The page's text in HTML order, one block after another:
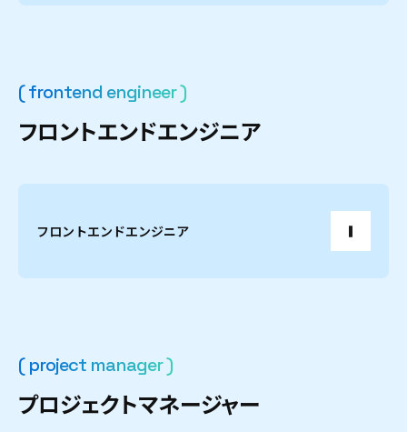
( frontend engineer )
フロントエンドエンジニア
フロントエンドエンジニア
( project manager )
プロジェクトマネージャー